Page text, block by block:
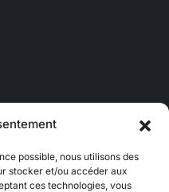
possible, nous utilisons des
stocker et/ou accéder aux
ces technologies, vous
Lien
Lien